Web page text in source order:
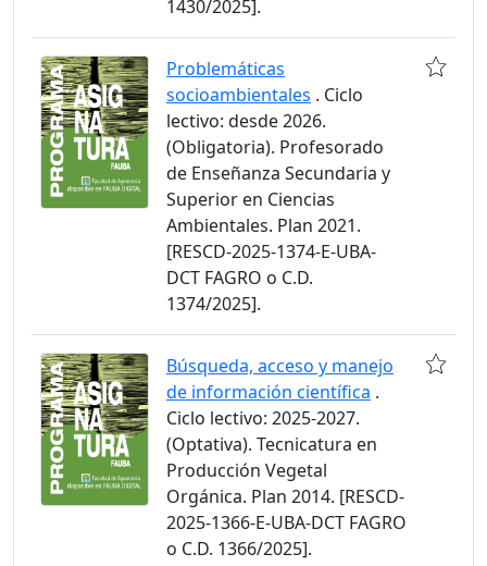
1430/2025].
Problemáticas
socioambientales . Ciclo
lectivo: desde 2026.
(Obligatoria). Profesorado
de Enseñanza Secundaria y
Superior en Ciencias
Ambientales. Plan 2021.
[RESCD-2025-1374-E-UBA-
DCT FAGRO o C.D.
1374/2025].
Búsqueda, acceso y manejo
de información científica .
Ciclo lectivo: 2025-2027.
(Optativa). Tecnicatura en
Producción Vegetal
Orgánica. Plan 2014. [RESCD-
2025-1366-E-UBA-DCT FAGRO
o C.D. 1366/2025].